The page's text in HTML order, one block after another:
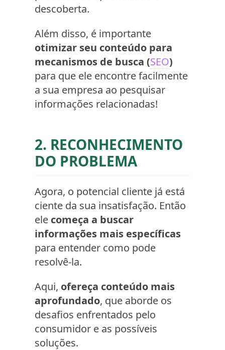
descoberta.
Além disso, é importante
otimizar seu conteúdo para
mecanismos de busca (SEO)
para que ele encontre facilmente
a sua empresa ao pesquisar
informações relacionadas!
2. RECONHECIMENTO
DO PROBLEMA
Agora, o potencial cliente já está
ciente da sua insatisfação. Então
ele começa a buscar
informações mais específicas
para entender como pode
resolvê-la.
Aqui, ofereça conteúdo mais
aprofundado, que aborde os
desafios enfrentados pelo
consumidor e as possíveis
soluções.